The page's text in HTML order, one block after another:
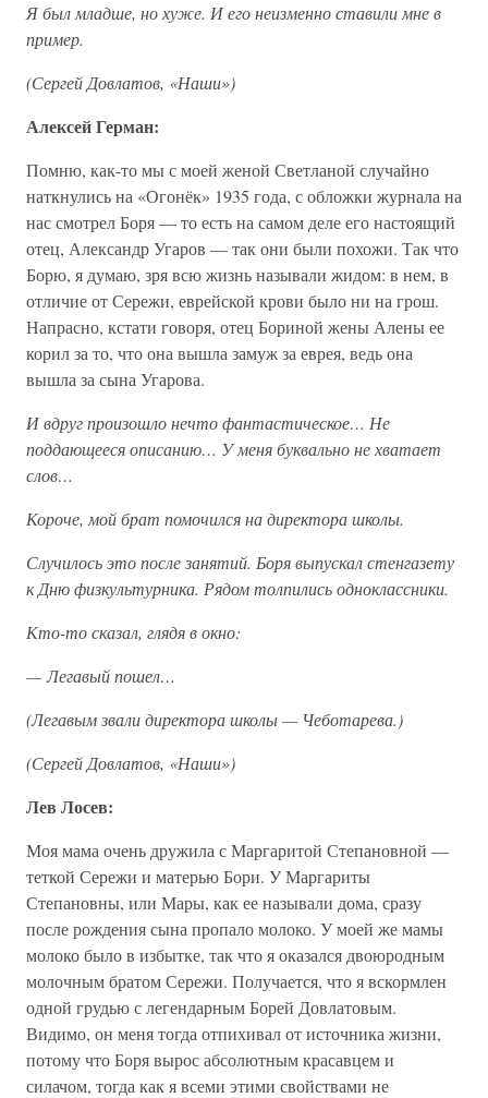
Я был младше, но хуже. И его неизменно ставили мне в
пример.
(Сергей Довлатов, «Наши»)
Алексей Герман:
Помню, как-то мы с моей женой Светланой случайно
наткнулись на «Огонёк» 1935 года, с обложки журнала на
нас смотрел Боря — то есть на самом деле его настоящий
отец, Александр Угаров — так они были похожи. Так что
Борю, я думаю, зря всю жизнь называли жидом: в нем, в
отличие от Сережи, еврейской крови было ни на грош.
Напрасно, кстати говоря, отец Бориной жены Алены ее
корил за то, что она вышла замуж за еврея, ведь она
вышла за сына Угарова.
И вдруг произошло нечто фантастическое… Не
поддающееся описанию… У меня буквально не хватает
слов…
Короче, мой брат помочился на директора школы.
Случилось это после занятий. Боря выпускал стенгазету
к Дню физкультурника. Рядом толпились одноклассники.
Кто-то сказал, глядя в окно:
— Легавый пошел…
(Легавым звали директора школы — Чеботарева.)
(Сергей Довлатов, «Наши»)
Лев Лосев:
Моя мама очень дружила с Маргаритой Степановной —
теткой Сережи и матерью Бори. У Маргариты
Степановны, или Мары, как ее называли дома, сразу
после рождения сына пропало молоко. У моей же мамы
молоко было в избытке, так что я оказался двоюродным
молочным братом Сережи. Получается, что я вскормлен
одной грудью с легендарным Борей Довлатовым.
Видимо, он меня тогда отпихивал от источника жизни,
потому что Боря вырос абсолютным красавцем и
силачом, тогда как я всеми этими свойствами не